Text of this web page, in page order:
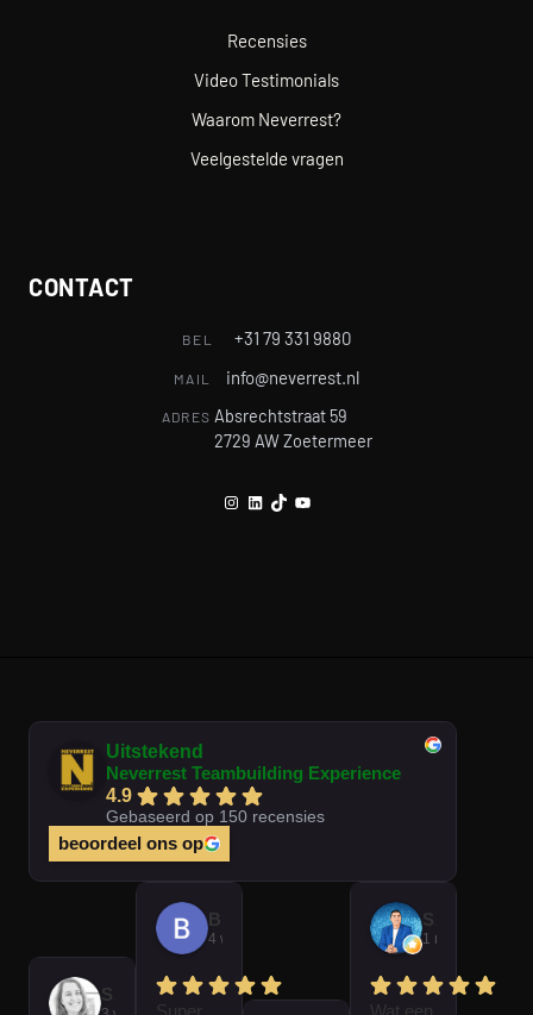
Recensies
Video Testimonials
Waarom Neverrest?
Veelgestelde vragen
CONTACT
BEL +31 79 331 9880
MAIL info@neverrest.nl
ADRES Absrechtstraat 59
2729 AW Zoetermeer
Instagram
LinkedIn
TikTokYouTube
Uitstekend
Neverrest Teambuilding Experience
4.9
Gebaseerd op 150 recensies
beoordeel ons op
4 weken geleden 1 maand